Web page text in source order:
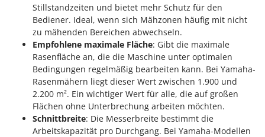
Rasentrimmer - Kantenschneider
Rasentrimmer - Motorsensen - Freischneider
Rührtöpfe mit Elektrischem Rührwerk
Rupfmaschinen
Sämaschinen und Düngerstreuer
Scheibenpflüge
GRAEF
Gre
GreenBay
Greenworks
GRIFO
GVS
GYS
Stillstandzeiten und bietet mehr Schutz für den
Bediener. Ideal, wenn sich Mähzonen häufig mit nicht
zu mähenden Bereichen abwechseln.
Empfohlene maximale Fläche: Gibt die maximale
Rasenfläche an, die die Maschine unter optimalen
Bedingungen regelmäßig bearbeiten kann. Bei Yamaha-
Rasenmähern liegt dieser Wert zwischen 1.900 und
2.200 m². Ein wichtiger Wert für alle, die auf großen
Flächen ohne Unterbrechung arbeiten möchten.
Schnittbreite: Die Messerbreite bestimmt die
Arbeitskapazität pro Durchgang. Bei Yamaha-Modellen